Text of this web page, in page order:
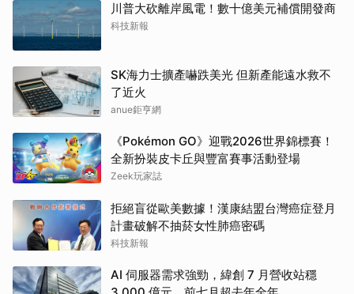
川普大砍離岸風電！數十億美元補償開發商
科技新報
SK海力士擴產嚇跌美光 但新產能遠水救不
了近火
anue鉅亨網
《Pokémon GO》迎戰2026世界錦標賽！
全新扮裝皮卡丘與豐富賽事活動登場
Zeek玩家誌
拒絕盲從歐美數據！漢康結盟台灣癌症登月
計畫破解不抽菸女性肺癌密碼
科技新報
AI 伺服器需求強勁，緯創 7 月營收站穩